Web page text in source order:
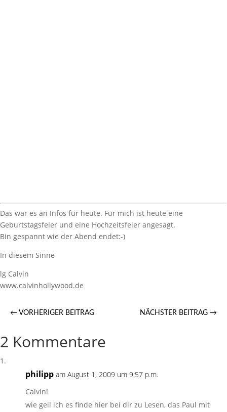
Das war es an Infos für heute. Für mich ist heute eine
Geburtstagsfeier und eine Hochzeitsfeier angesagt.
Bin gespannt wie der Abend endet:-)
In diesem Sinne
lg Calvin
www.calvinhollywood.de
← VORHERIGER BEITRAG NÄCHSTER BEITRAG →
2 Kommentare
philipp am August 1, 2009 um 9:57 p.m.
Calvin!
wie geil ich es finde hier bei dir zu Lesen, das Paul mit